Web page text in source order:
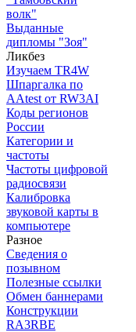
волк"
Выданные
дипломы "Зоя"
Ликбез
Изучаем TR4W
Шпаргалка по
AAtest от RW3AI
Коды регионов
России
Категории и
частоты
Частоты цифровой
радиосвязи
Калибровка
звуковой карты в
компьютере
Разное
Сведения о
позывном
Полезные ссылки
Обмен баннерами
Конструкции
RA3RBE